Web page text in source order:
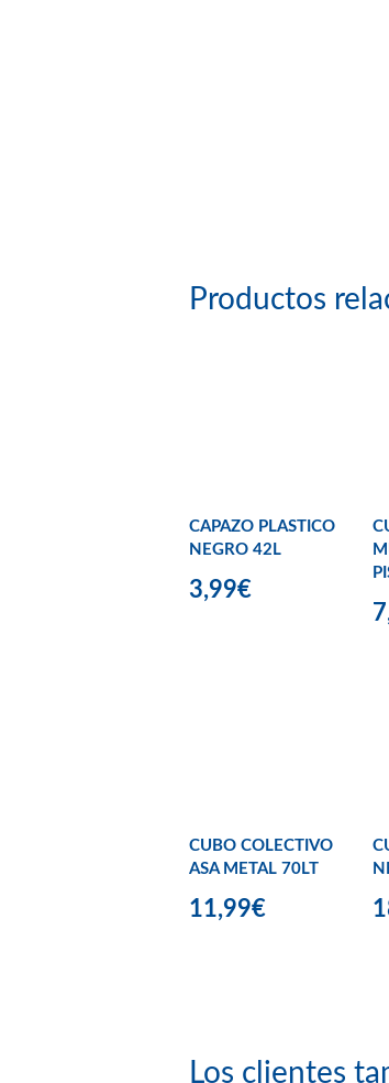
Productos
CAPAZO PLASTICO
NEGRO 42L
3,99€
CUBO COLECTIVO
ASA METAL 70LT
11,99€
Los clientes